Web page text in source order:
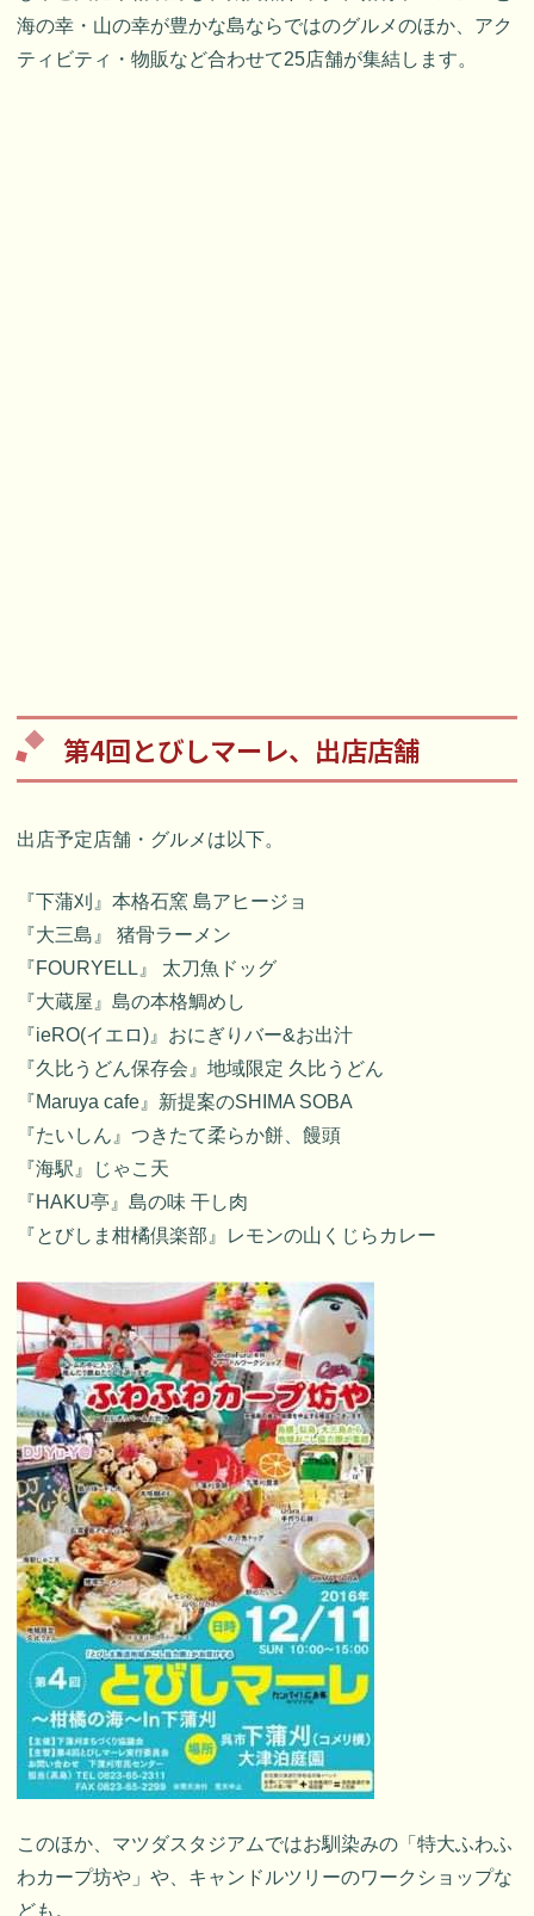
海の幸・山の幸が豊かな島ならではのグルメのほか、アク
ティビティ・物販など合わせて25店舗が集結します。
第4回とびしマーレ、出店店舗
出店予定店舗・グルメは以下。
『下蒲刈』本格石窯 島アヒージョ
『大三島』 猪骨ラーメン
『FOURYELL』 太刀魚ドッグ
『大蔵屋』島の本格鯛めし
『ieRO(イエロ)』おにぎりバー&お出汁
『久比うどん保存会』地域限定 久比うどん
『Maruya cafe』新提案のSHIMA SOBA
『たいしん』つきたて柔らか餅、饅頭
『海駅』じゃこ天
『HAKU亭』島の味 干し肉
『とびしま柑橘倶楽部』レモンの山くじらカレー
このほか、マツダスタジアムではお馴染みの「特大ふわふ
わカープ坊や」や、キャンドルツリーのワークショップな
ども。